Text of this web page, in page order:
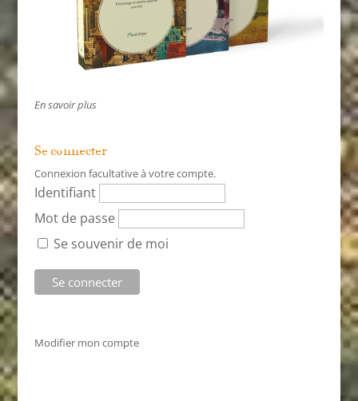
En savoir plus
Se connecter
Connexion facultative à votre compte.
Identifiant
Mot de passe
Se souvenir de moi
Modifier mon compte